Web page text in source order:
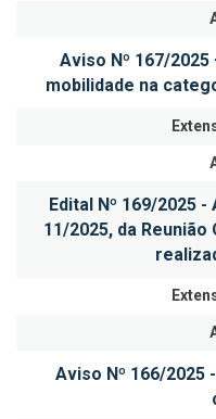
Aviso Nº 167/
mobilidade na
Edital Nº 169/2025
11/2025, da
Aviso Nº 166/